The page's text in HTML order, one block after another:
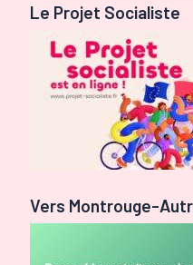
Le Projet Socialiste
Vers Montrouge-